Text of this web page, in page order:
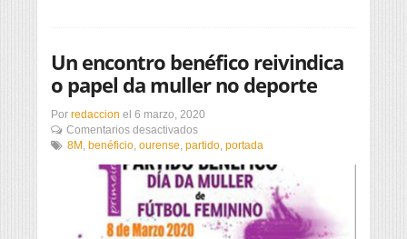
Un encontro benéfico reivindica
o papel da muller no deporte
Por redaccion el 6 marzo, 2020
Comentarios desactivadosen
Un
benéfico
reivindica
o
papel
8M , benéficio, ourense, partido, portada